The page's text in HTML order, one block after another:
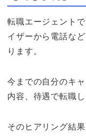
転職エージェント
イザーから電話な
ります。
今までの自分のキ
内容、待遇で転職
そのヒアリング結